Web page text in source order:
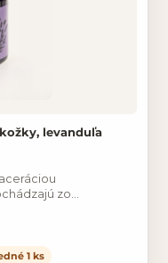
levanduľa
zo
1 ks